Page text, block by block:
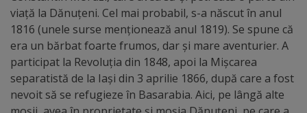
Diplome
de
Excelență
Ungheniul
viață la Dănuțeni. Cel mai probabil, s-a născut în anul
1816 (unele surse menționează anul 1819). Se spune că
era un bărbat foarte frumos, dar și mare aventurier. A
participat la Revoluția din 1848, apoi la Mișcarea
separatistă de la Iași din 3 aprilie 1866, după care a fost
nevoit să se refugieze în Basarabia. Aici, pe lângă alte